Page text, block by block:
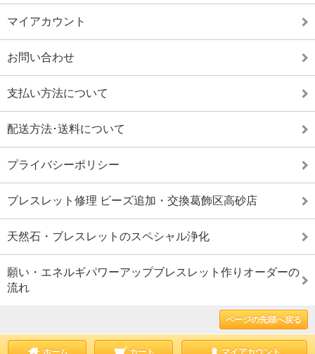
マイアカウント
お問い合わせ
支払い方法について
配送方法･送料について
プライバシーポリシー
ブレスレット修理 ビーズ追加・交換葛飾区高砂店
天然石・ブレスレットのスペシャル浄化
願い・エネルギパワーアップブレスレット作りオーダーの
流れ
ページの先頭へ戻る
ホーム カート マイアカウント